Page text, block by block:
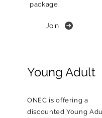
package.
Join
Young Adult
ONEC is offering a
discounted Young